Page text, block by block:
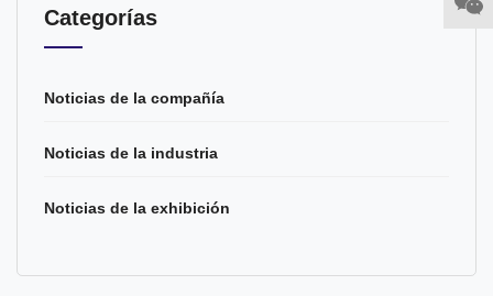
Categorías
Noticias de la compañía
Noticias de la industria
Noticias de la exhibición